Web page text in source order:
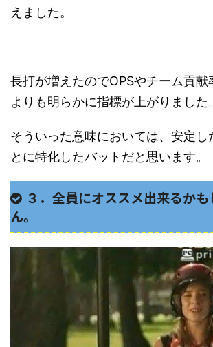
えました。
長打が増えたのでOPSやチーム貢献
よりも明らかに指標が上がりました。
そういった意味においては、安定し
とに特化したバットだと思います。
３．全員にオススメ出来るかも
ん。